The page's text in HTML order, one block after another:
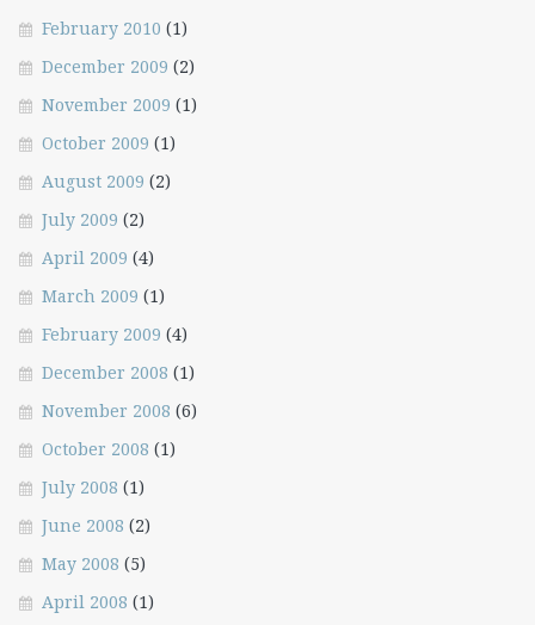
February 2010 (1)
December 2009 (2)
November 2009 (1)
October 2009 (1)
August 2009 (2)
July 2009 (2)
April 2009 (4)
March 2009 (1)
February 2009 (4)
December 2008 (1)
November 2008 (6)
October 2008 (1)
July 2008 (1)
June 2008 (2)
May 2008 (5)
April 2008 (1)